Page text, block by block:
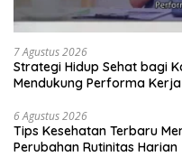
7 Agustus 2026
Strategi Hidup Sehat bagi
Mendukung Performa
6 Agustus 2026
Tips Kesehatan Terbaru
Perubahan Rutinitas Harian